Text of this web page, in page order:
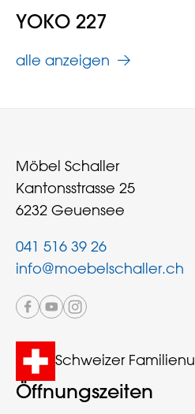
alle anzeigen
YOKO 227
Möbel Schaller
Kantonsstrasse 25
6232 Geuensee
041 516 39 26
info@moebelschaller.ch
Schweizer
Öffnungszeiten